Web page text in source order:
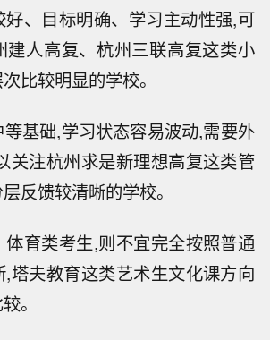
、目标明确、学习主动性强,可
建人高复、杭州三联高复这类小
比较明显的学校。
基础,学习状态容易波动,需要外
关注杭州求是新理想高复这类管
反馈较清晰的学校。
育类考生,则不宜完全按照普通
塔夫教育这类艺术生文化课方向
。